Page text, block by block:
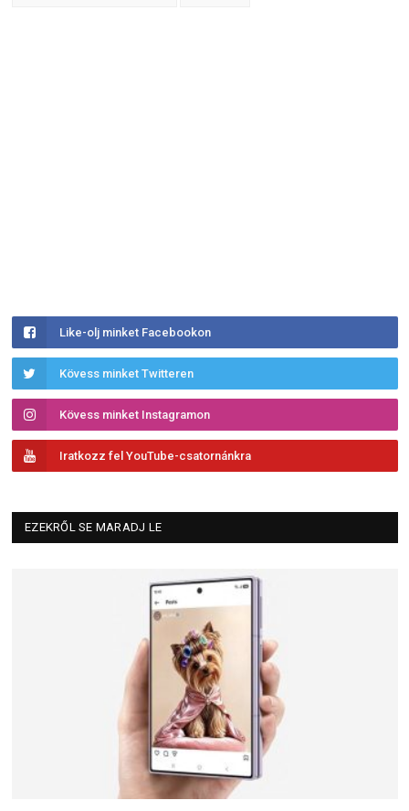
Like-olj minket Facebookon
Kövess minket Twitteren
Kövess minket Instagramon
Iratkozz fel YouTube-csatornánkra
EZEKRŐL SE MARADJ LE